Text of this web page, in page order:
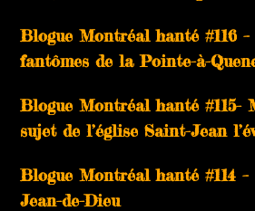
Blogue Montréal hanté #116
fantômes de la Pointe-à-
Blogue Montréal hanté #115-
sujet de l’église Saint-Jean
Blogue Montréal hanté #114
Jean-de-Dieu